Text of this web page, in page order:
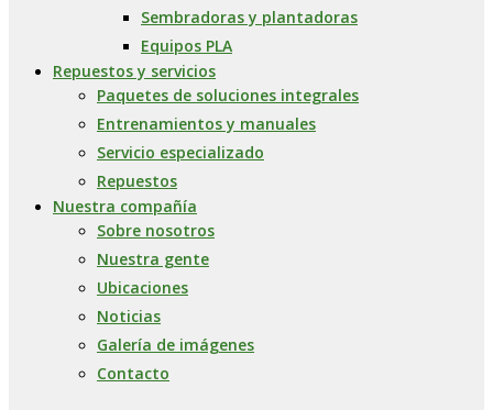
Sembradoras y plantadoras
Equipos PLA
Repuestos y servicios
Paquetes de soluciones integrales
Entrenamientos y manuales
Servicio especializado
Repuestos
Nuestra compañía
Sobre nosotros
Nuestra gente
Ubicaciones
Noticias
Galería de imágenes
Contacto